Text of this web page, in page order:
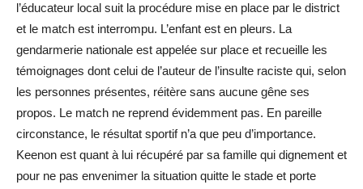
l’éducateur local suit la procédure mise en place par le district
et le match est interrompu. L’enfant est en pleurs. La
gendarmerie nationale est appelée sur place et recueille les
témoignages dont celui de l’auteur de l’insulte raciste qui, selon
les personnes présentes, réitère sans aucune gêne ses
propos. Le match ne reprend évidemment pas. En pareille
circonstance, le résultat sportif n’a que peu d’importance.
Keenon est quant à lui récupéré par sa famille qui dignement et
pour ne pas envenimer la situation quitte le stade et porte